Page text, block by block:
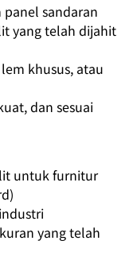
sandaran
yang telah dijahit
khusus, atau
dan sesuai
untuk furnitur
yang telah